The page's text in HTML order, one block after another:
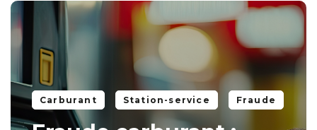
Carburant Station-service Fraude